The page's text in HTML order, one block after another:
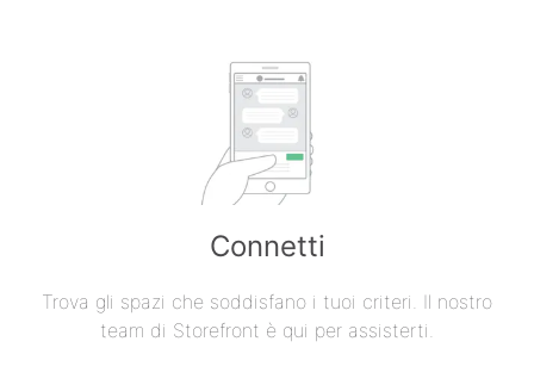
Connetti
Trova gli spazi che soddisfano i tuoi criteri. Il nostro
team di Storefront è qui per assisterti.